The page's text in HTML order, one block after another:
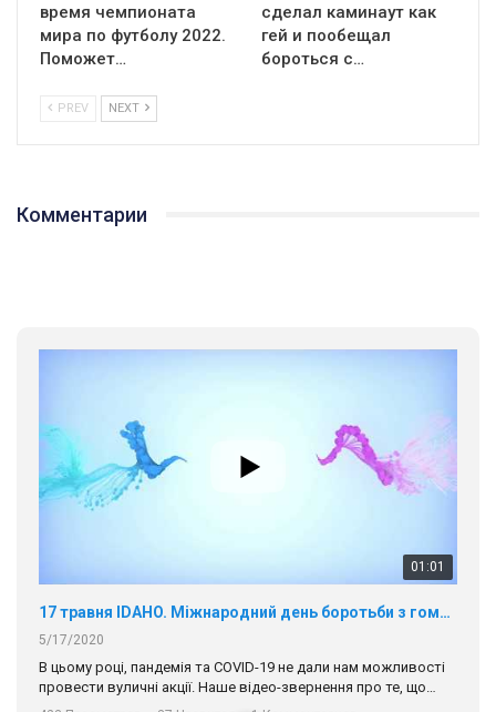
время чемпионата
мира по футболу 2022.
Поможет…
сделал каминаут как
гей и пообещал
бороться с…
PREV NEXT
Комментарии
01:01
17 травня IDAHO. Міжнародний день боротьби з гомофобією трансфобією і біфобія.
5/17/2020
В цьому році, пандемія та COVІD-19 не дали нам можливості
провести вуличні акції. Наше відео-звернення про те, що
навіть коли ми у різних містах та не можемо зустрінеться, ми